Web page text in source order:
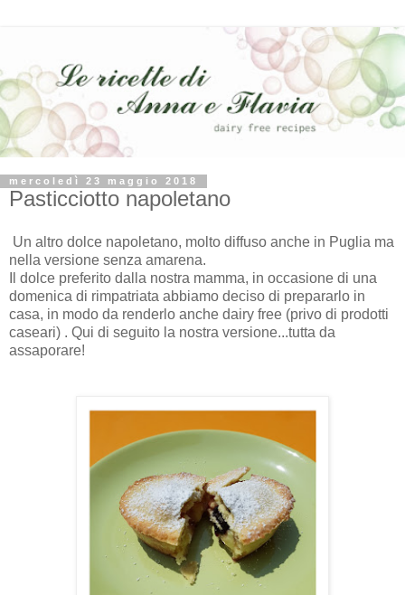
mercoledì 23 maggio 2018
Pasticciotto napoletano
Un altro dolce napoletano, molto diffuso anche in Puglia ma
nella versione senza amarena.
Il dolce preferito dalla nostra mamma, in occasione di una
domenica di rimpatriata abbiamo deciso di prepararlo in
casa, in modo da renderlo anche dairy free (privo di prodotti
caseari) . Qui di seguito la nostra versione...tutta da
assaporare!